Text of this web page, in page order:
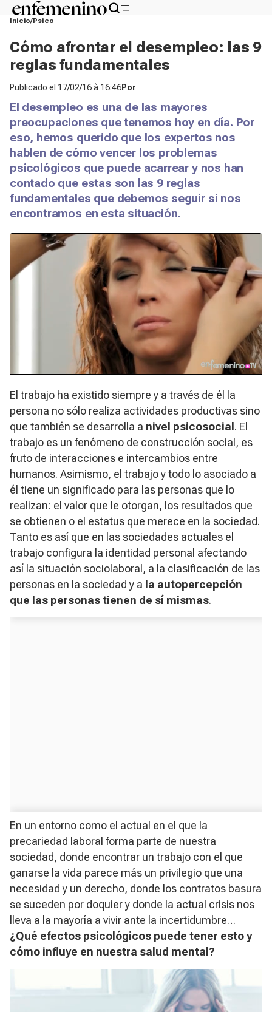
Inicio Psico
Cómo afrontar el desempleo: las 9
reglas fundamentales
Publicado el 17/02/16 à 16:46Por
El desempleo es una de las mayores
preocupaciones que tenemos hoy en día. Por
eso, hemos querido que los expertos nos
hablen de cómo vencer los problemas
psicológicos que puede acarrear y nos han
contado que estas son las 9 reglas
fundamentales que debemos seguir si nos
encontramos en esta situación.
El trabajo ha existido siempre y a través de él la
persona no sólo realiza actividades productivas sino
que también se desarrolla a nivel psicosocial . El
trabajo es un fenómeno de construcción social, es
fruto de interacciones e intercambios entre
humanos. Asimismo, el trabajo y todo lo asociado a
él tiene un significado para las personas que lo
realizan: el valor que le otorgan, los resultados que
se obtienen o el estatus que merece en la sociedad.
Tanto es así que en las sociedades actuales el
trabajo configura la identidad personal afectando
así la situación sociolaboral, a la clasificación de las
personas en la sociedad y a la autopercepción
que las personas tienen de sí mismas.
En un entorno como el actual en el que la
precariedad laboral forma parte de nuestra
sociedad, donde encontrar un trabajo con el que
ganarse la vida parece más un privilegio que una
necesidad y un derecho, donde los contratos basura
se suceden por doquier y donde la actual crisis nos
lleva a la mayoría a vivir ante la incertidumbre…
¿Qué efectos psicológicos puede tener esto y
cómo influye en nuestra salud mental?